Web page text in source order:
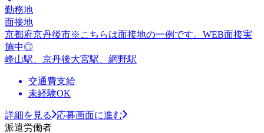
勤務地
面接地
京都府京丹後市※こちらは面接地の一例です。WEB面接実
施中◎
峰山駅、京丹後大宮駅、網野駅
交通費支給
未経験OK
詳細を見る
応募画面に進む
派遣労働者